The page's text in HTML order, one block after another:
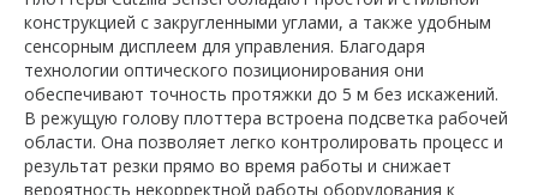
конструкцией с закругленными углами, а также удобным
сенсорным дисплеем для управления. Благодаря
технологии оптического позиционирования они
обеспечивают точность протяжки до 5 м без искажений.
В режущую голову плоттера встроена подсветка рабочей
области. Она позволяет легко контролировать процесс и
результат резки прямо во время работы и снижает
вероятность некорректной работы оборудования к